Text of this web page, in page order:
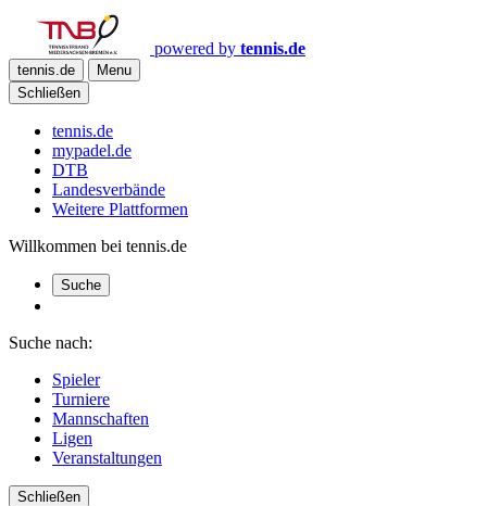
powered by tennis.de
tennis.de
Menu
Schließen
tennis.de
mypadel.de
DTB
Landesverbände
Weitere Plattformen
Willkommen bei tennis.de
Suche
Suche nach:
Spieler
Turniere
Mannschaften
Ligen
Veranstaltungen
Schließen